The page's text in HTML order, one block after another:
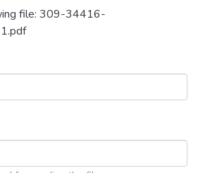
file: 309-34416-